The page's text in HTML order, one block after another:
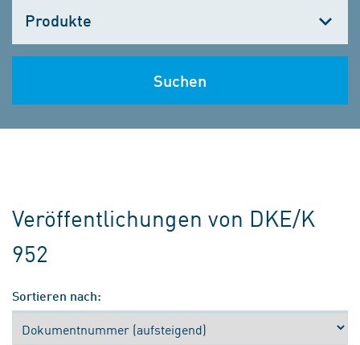
wählen
Suchen
Veröffentlichungen von DKE/K
952
Sortieren nach: